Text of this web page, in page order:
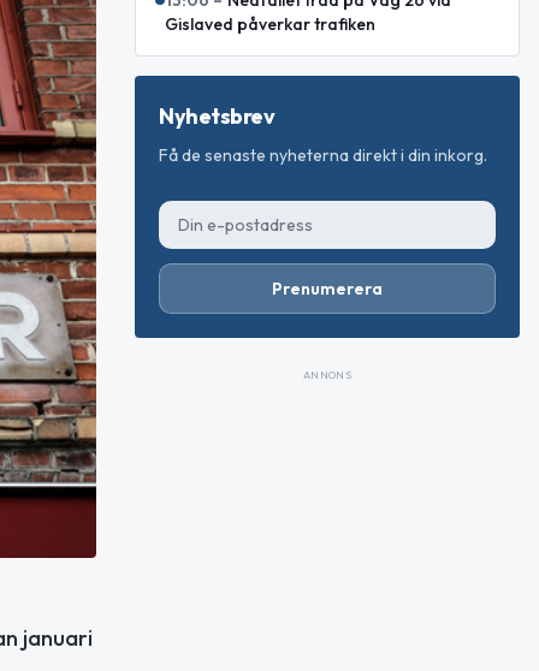
januari
Gislaved påverkar trafiken
Nyhetsbrev
Få de senaste nyheterna direkt i din inkorg.
Prenumerera
ANNONS